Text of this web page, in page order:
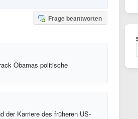
Frage beantworten
Obamas politische
der Karriere des früheren US-